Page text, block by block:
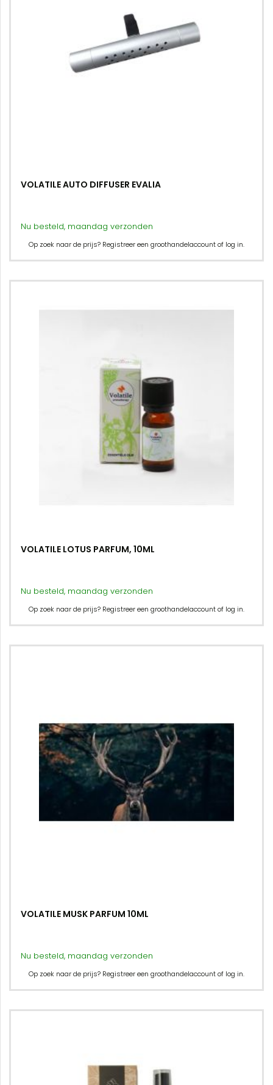
VOLATILE AUTO DIFFUSER EVALIA
Nu besteld, maandag verzonden
Op zoek naar de prijs? Registreer een groothandelaccount of log in.
VOLATILE LOTUS PARFUM, 10ML
Nu besteld, maandag verzonden
Op zoek naar de prijs? Registreer een groothandelaccount of log in.
VOLATILE MUSK PARFUM 10ML
Nu besteld, maandag verzonden
Op zoek naar de prijs? Registreer een groothandelaccount of log in.